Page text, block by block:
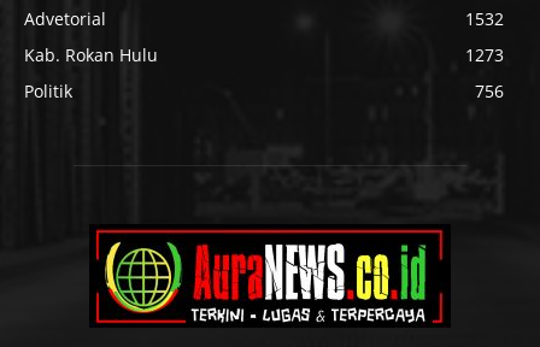
Advetorial
1532
Kab. Rokan Hulu
1273
Politik
756